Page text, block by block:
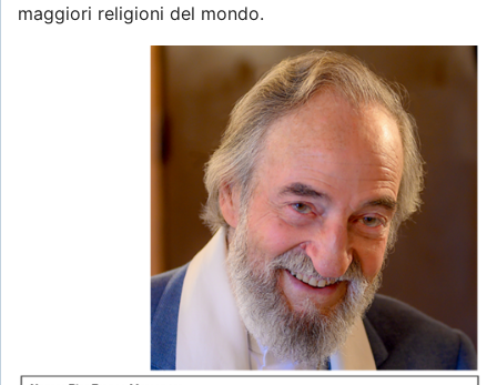
maggiori religioni del mondo.